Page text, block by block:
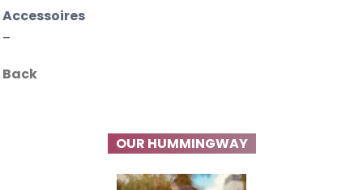
Accessoires
–
Back
OUR HUMMINGWAY